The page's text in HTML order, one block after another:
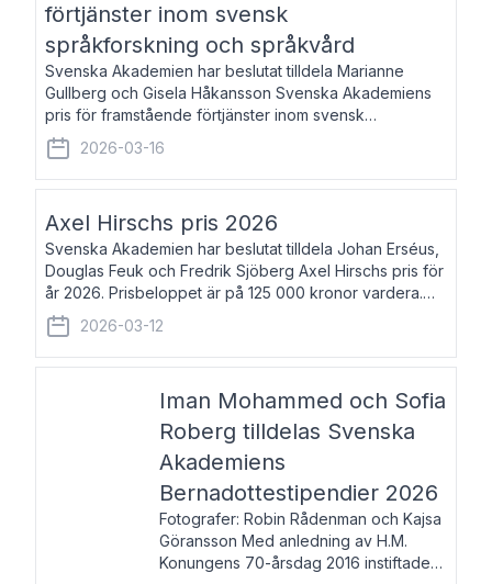
förtjänster inom svensk
språkforskning och språkvård
Svenska Akademien har beslutat tilldela Marianne
Gullberg och Gisela Håkansson Svenska Akademiens
pris för framstående förtjänster inom svensk
språkforskning och språkvård till minne av Carl Gabriel
och Karin Forsberg för år 2026. Prissumma
2026-03-16
Axel Hirschs pris 2026
Svenska Akademien har beslutat tilldela Johan Erséus,
Douglas Feuk och Fredrik Sjöberg Axel Hirschs pris för
år 2026. Prisbeloppet är på 125 000 kronor vardera.
Johan Erséus, född 1959, är fackboksförfattare och
journalist med mångårigt för
2026-03-12
Iman Mohammed och Sofia
Roberg tilldelas Svenska
Akademiens
Bernadottestipendier 2026
Fotografer: Robin Rådenman och Kajsa
Göransson Med anledning av H.M.
Konungens 70-årsdag 2016 instiftade